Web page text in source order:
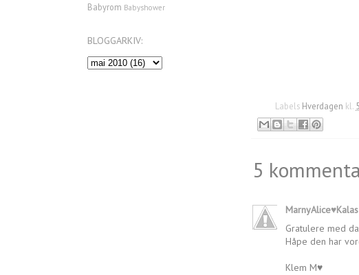
Labels Hverdagen kl.
5
Gratulere med
Håpe den har
Klem M♥
Babyrom Babyshower
BLOGGARKIV: